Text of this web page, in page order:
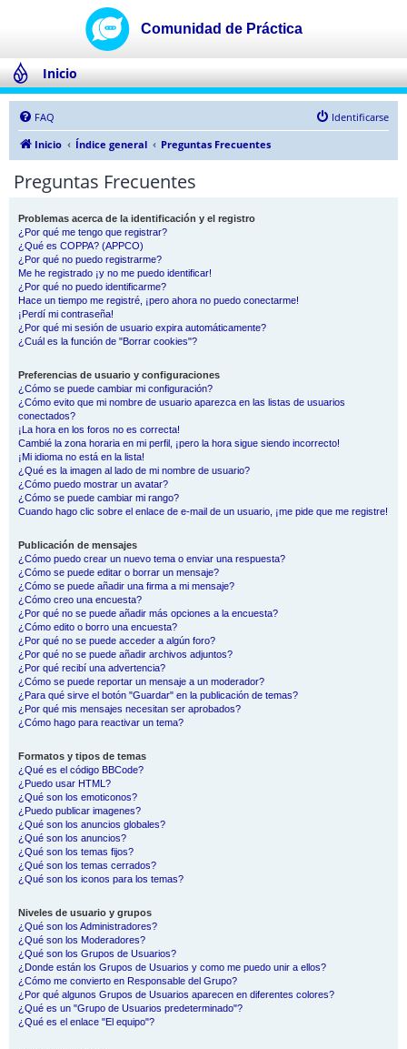
Inicio
FAQ
Identificarse
Inicio
Índice general Preguntas Frecuentes
Preguntas Frecuentes
Problemas acerca de la identificación y el registro
¿Por qué me tengo que registrar?
¿Qué es COPPA? (APPCO)
¿Por qué no puedo registrarme?
Me he registrado ¡y no me puedo identificar!
¿Por qué no puedo identificarme?
Hace un tiempo me registré, ¡pero ahora no puedo conectarme!
¡Perdí mi contraseña!
¿Por qué mi sesión de usuario expira automáticamente?
¿Cuál es la función de "Borrar cookies"?
Preferencias de usuario y configuraciones
¿Cómo se puede cambiar mi configuración?
¿Cómo evito que mi nombre de usuario aparezca en las listas de usuarios
conectados?
¡La hora en los foros no es correcta!
Cambié la zona horaria en mi perfil, ¡pero la hora sigue siendo incorrecto!
¡Mi idioma no está en la lista!
¿Qué es la imagen al lado de mi nombre de usuario?
¿Cómo puedo mostrar un avatar?
¿Cómo se puede cambiar mi rango?
Cuando hago clic sobre el enlace de e-mail de un usuario, ¡me pide que me registre!
Publicación de mensajes
¿Cómo puedo crear un nuevo tema o enviar una respuesta?
¿Cómo se puede editar o borrar un mensaje?
¿Cómo se puede añadir una firma a mi mensaje?
¿Cómo creo una encuesta?
¿Por qué no se puede añadir más opciones a la encuesta?
¿Cómo edito o borro una encuesta?
¿Por qué no se puede acceder a algún foro?
¿Por qué no se puede añadir archivos adjuntos?
¿Por qué recibí una advertencia?
¿Cómo se puede reportar un mensaje a un moderador?
¿Para qué sirve el botón "Guardar" en la publicación de temas?
¿Por qué mis mensajes necesitan ser aprobados?
¿Cómo hago para reactivar un tema?
Formatos y tipos de temas
¿Qué es el código BBCode?
¿Puedo usar HTML?
¿Qué son los emoticonos?
¿Puedo publicar imagenes?
¿Qué son los anuncios globales?
¿Qué son los anuncios?
¿Qué son los temas fijos?
¿Qué son los temas cerrados?
¿Qué son los iconos para los temas?
Niveles de usuario y grupos
¿Qué son los Administradores?
¿Qué son los Moderadores?
¿Qué son los Grupos de Usuarios?
¿Donde están los Grupos de Usuarios y como me puedo unir a ellos?
¿Cómo me convierto en Responsable del Grupo?
¿Por qué algunos Grupos de Usuarios aparecen en diferentes colores?
¿Qué es un "Grupo de Usuarios predeterminado"?
¿Qué es el enlace "El equipo"?